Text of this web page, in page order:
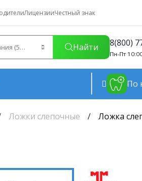
ЛицензииЧестный знак
Найти 8(800)
Пн-Пт
По
Ложки слепочные Ложка